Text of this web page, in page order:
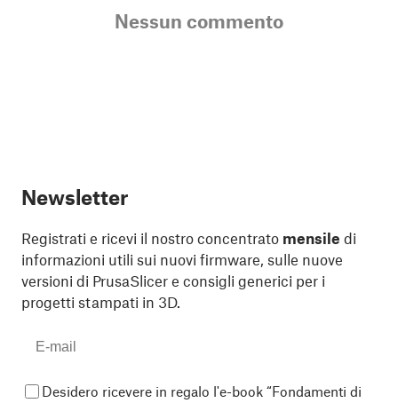
Nessun commento
Newsletter
Registrati e ricevi il nostro concentrato mensile di
informazioni utili sui nuovi firmware, sulle nuove
versioni di PrusaSlicer e consigli generici per i
progetti stampati in 3D.
Desidero ricevere in regalo l'e-book “Fondamenti di